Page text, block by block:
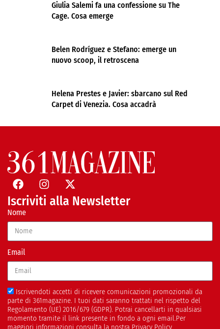
Giulia Salemi fa una confessione su The
Cage. Cosa emerge
Belen Rodríguez e Stefano: emerge un
nuovo scoop, il retroscena
Helena Prestes e Javier: sbarcano sul Red
Carpet di Venezia. Cosa accadrà
Iscriviti alla Newsletter
Nome
Email
Iscrivendoti accetti di ricevere comunicazioni promozionali da
parte di 361magazine. I tuoi dati saranno trattati nel rispetto del
Regolamento (UE) 2016/679 (GDPR). Potrai cancellarti in qualsiasi
momento tramite il link presente in fondo a ogni email.Per
maggiori informazioni consulta la nostra Privacy Policy.